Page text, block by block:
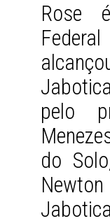
Rose
pelo
do